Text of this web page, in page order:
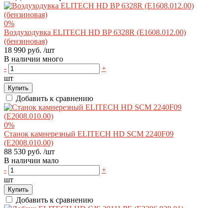
0%
Воздуходувка ELITECH HD BP 6328R (E1608.012.00)
(бензиновая)
18 990 руб. /шт
В наличии много
-
+
шт
Купить
Добавить к сравнению
0%
Станок камнерезный ELITECH HD SCM 2240F09
(E2008.010.00)
88 530 руб. /шт
В наличии мало
-
+
шт
Купить
Добавить к сравнению